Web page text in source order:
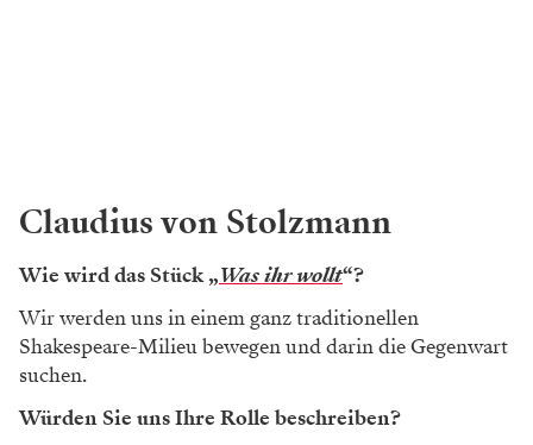
Claudius von Stolzmann
Wie wird das Stück „Was ihr wollt“?
Wir werden uns in einem ganz traditionellen
Shakespeare-Milieu bewegen und darin die Gegenwart
suchen.
Würden Sie uns Ihre Rolle beschreiben?